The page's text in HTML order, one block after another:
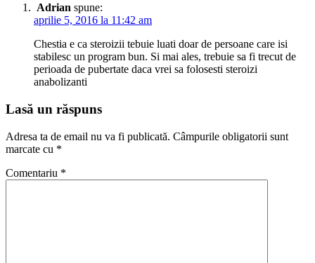
Adrian spune:
aprilie 5, 2016 la 11:42 am
Chestia e ca steroizii tebuie luati doar de persoane care isi
stabilesc un program bun. Si mai ales, trebuie sa fi trecut de
perioada de pubertate daca vrei sa folosesti steroizi
anabolizanti
Lasă un răspuns
Adresa ta de email nu va fi publicată. Câmpurile obligatorii sunt
marcate cu *
Comentariu *